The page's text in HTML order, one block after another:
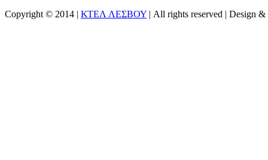
Copyright © 2014 | ΚΤΕΛ ΛΕΣΒΟΥ | All rights reserved | Design &